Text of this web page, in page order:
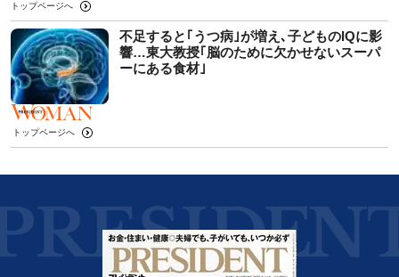
トップページへ
不足すると｢うつ病｣が増え､子どものIQに影
響…東大教授｢脳のために欠かせないスーパ
ーにある食材｣
トップページへ